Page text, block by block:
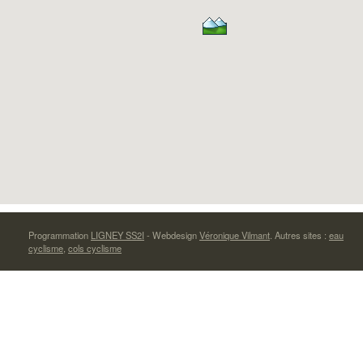
Programmation LIGNEY SS2I - WebdesignVéronique Vilmant . Autres sites : eau
cyclisme cols cyclisme